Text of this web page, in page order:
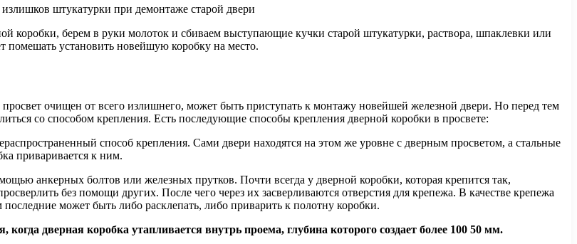
коробки, берем в руки молоток и сбиваем выступающие кучки старой штукатурки, раствора, шпаклевки или
помешать установить новейшую коробку на место.
очищен от всего излишнего, может быть приступать к монтажу новейшей железной двери. Но перед тем
со способом крепления. Есть последующие способы крепления дверной коробки в просвете:
способ крепления. Сами двери находятся на этом же уровне с дверным просветом, а стальные
приваривается к ним.
анкерных болтов или железных прутков. Почти всегда у дверной коробки, которая крепится так,
без помощи других. После чего через их засверливаются отверстия для крепежа. В качестве крепежа
может быть либо расклепать, либо приварить к полотну коробки.
дверная коробка утапливается внутрь проема, глубина которого создает более 100 50 мм.